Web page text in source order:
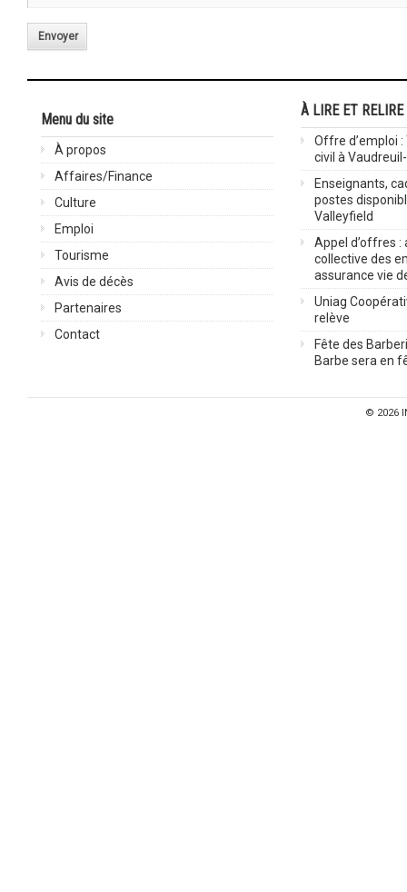
Envoyer
Menu du site
À propos
Affaires/Finance
Culture
Emploi
Tourisme
Avis de décès
Partenaires
Contact
À LIRE ET RELIRE
Offre d’emploi
civil à
Enseignants,
postes
Valleyfield
Appel d’offres :
collective des
assurance vie
Uniag
relève
Fête des
Barbe sera en
© 2026